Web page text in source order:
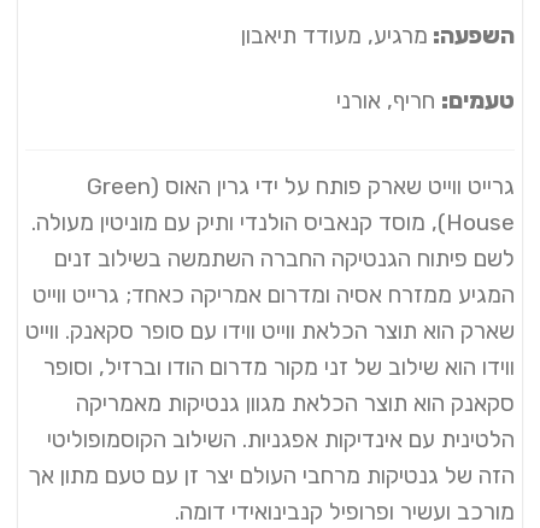
השפעה: מרגיע, מעודד תיאבון
טעמים: חריף, אורני
גרייט ווייט שארק פותח על ידי גרין האוס (Green
House), מוסד קנאביס הולנדי ותיק עם מוניטין מעולה.
לשם פיתוח הגנטיקה החברה השתמשה בשילוב זנים
המגיע ממזרח אסיה ומדרום אמריקה כאחד; גרייט ווייט
שארק הוא תוצר הכלאת ווייט ווידו עם סופר סקאנק. ווייט
ווידו הוא שילוב של זני מקור מדרום הודו וברזיל, וסופר
סקאנק הוא תוצר הכלאת מגוון גנטיקות מאמריקה
הלטינית עם אינדיקות אפגניות. השילוב הקוסמופוליטי
הזה של גנטיקות מרחבי העולם יצר זן עם טעם מתון אך
מורכב ועשיר ופרופיל קנבינואידי דומה.